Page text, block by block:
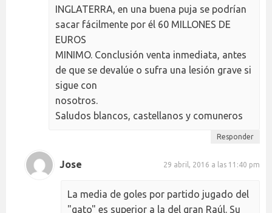
INGLATERRA, en una buena puja se podrían
sacar fácilmente por él 60 MILLONES DE
EUROS
MINIMO. Conclusión venta inmediata, antes
de que se devalúe o sufra una lesión grave si
sigue con
nosotros.
Saludos blancos, castellanos y comuneros
Responder
Jose 29 abril, 2016 a las 11:40 pm
La media de goles por partido jugado del
"gato" es superior a la del gran Raúl. Su